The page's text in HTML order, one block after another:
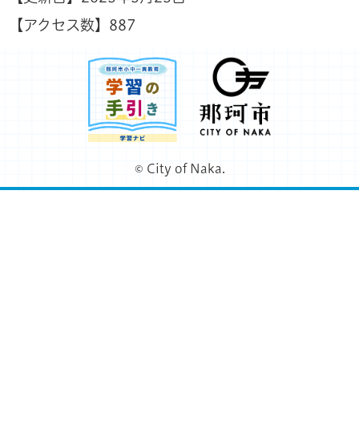
【アクセス数】 887
那珂市小中一貫教育
© City of Naka.